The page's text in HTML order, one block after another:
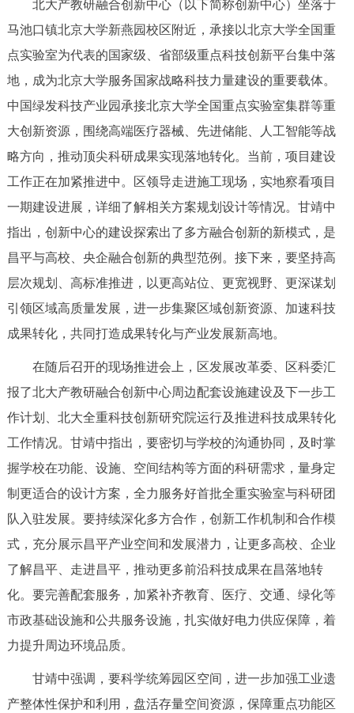
政务服务
中介服务 阳光政务
政民互动
参与调查 在线访谈 图说互动
走进北京
北京概况 十六区概览 人文北京
绿色北京 图说北京 视频北京
ENGLISH 한국어 日本語
DEUTSCH FRANÇAIS РУССКИЙ ЯЗЫК
ESPAÑOL العربية PORTUGUÊS
ITALIANO
回到顶部
北大产教研融合创新中心（以下简称创新中心）坐落于
马池口镇北京大学新燕园校区附近，承接以北京大学全国重
点实验室为代表的国家级、省部级重点科技创新平台集中落
地，成为北京大学服务国家战略科技力量建设的重要载体。
中国绿发科技产业园承接北京大学全国重点实验室集群等重
大创新资源，围绕高端医疗器械、先进储能、人工智能等战
略方向，推动顶尖科研成果实现落地转化。当前，项目建设
工作正在加紧推进中。区领导走进施工现场，实地察看项目
一期建设进展，详细了解相关方案规划设计等情况。甘靖中
指出，创新中心的建设探索出了多方融合创新的新模式，是
昌平与高校、央企融合创新的典型范例。接下来，要坚持高
层次规划、高标准推进，以更高站位、更宽视野、更深谋划
引领区域高质量发展，进一步集聚区域创新资源、加速科技
成果转化，共同打造成果转化与产业发展新高地。
在随后召开的现场推进会上，区发展改革委、区科委汇
报了北大产教研融合创新中心周边配套设施建设及下一步工
作计划、北大全重科技创新研究院运行及推进科技成果转化
工作情况。甘靖中指出，要密切与学校的沟通协同，及时掌
握学校在功能、设施、空间结构等方面的科研需求，量身定
制更适合的设计方案，全力服务好首批全重实验室与科研团
队入驻发展。要持续深化多方合作，创新工作机制和合作模
式，充分展示昌平产业空间和发展潜力，让更多高校、企业
了解昌平、走进昌平，推动更多前沿科技成果在昌落地转
化。要完善配套服务，加紧补齐教育、医疗、交通、绿化等
市政基础设施和公共服务设施，扎实做好电力供应保障，着
力提升周边环境品质。
甘靖中强调，要科学统筹园区空间，进一步加强工业遗
产整体性保护和利用，盘活存量空间资源，保障重点功能区